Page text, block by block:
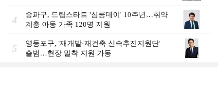
4
송파구, 드림스타트 '심쿵데이' 10주년…취약
계층 아동 가족 120명 지원
5
영등포구, '재개발·재건축 신속추진지원단'
출범…현장 밀착 지원 가동